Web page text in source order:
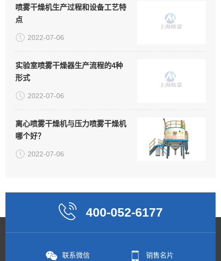
喷雾干燥机生产过程和设备工艺特
点
2022-07-06
实验室喷雾干燥器生产流程的4种
形式
2022-07-06
离心喷雾干燥机与压力喷雾干燥机
哪个好？
2022-07-06
400-052-6177
联系微信 销售名片